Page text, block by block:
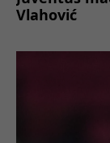
Vlahović